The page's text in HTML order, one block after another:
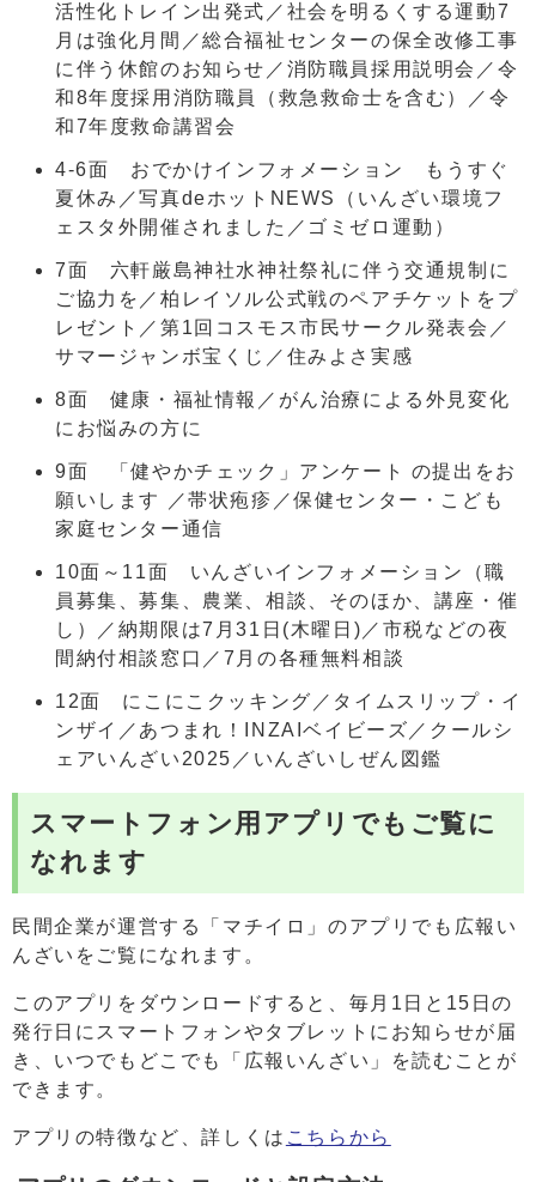
活性化トレイン出発式／社会を明るくする運動7
月は強化月間／総合福祉センターの保全改修工事
に伴う休館のお知らせ／消防職員採用説明会／令
和8年度採用消防職員（救急救命士を含む）／令
和7年度救命講習会
4-6面 おでかけインフォメーション もうすぐ
夏休み／写真deホットNEWS（いんざい環境フ
ェスタ外開催されました／ゴミゼロ運動）
7面 六軒厳島神社水神社祭礼に伴う交通規制に
ご協力を／柏レイソル公式戦のペアチケットをプ
レゼント／第1回コスモス市民サークル発表会／
サマージャンボ宝くじ／住みよさ実感
8面 健康・福祉情報／がん治療による外見変化
にお悩みの方に
9面 「健やかチェック」アンケート の提出をお
願いします ／帯状疱疹／保健センター・こども
家庭センター通信
10面～11面 いんざいインフォメーション（職
員募集、募集、農業、相談、そのほか、講座・催
し）／納期限は7月31日(木曜日)／市税などの夜
間納付相談窓口／7月の各種無料相談
12面 にこにこクッキング／タイムスリップ・イ
ンザイ／あつまれ！INZAIベイビーズ／クールシ
ェアいんざい2025／いんざいしぜん図鑑
スマートフォン用アプリでもご覧に
なれます
民間企業が運営する「マチイロ」のアプリでも広報い
んざいをご覧になれます。
このアプリをダウンロードすると、毎月1日と15日の
発行日にスマートフォンやタブレットにお知らせが届
き、いつでもどこでも「広報いんざい」を読むことが
できます。
アプリの特徴など、詳しくは こちらから